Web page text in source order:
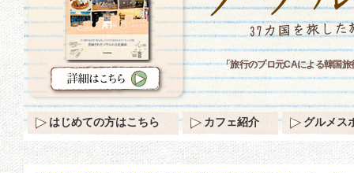
「旅行のプロ元CAによる韓国
はじめての方はこちら カフェ紹介 グルメス